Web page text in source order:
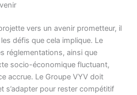
vers un avenir prometteur, il
défis que cela implique. Le
réglementations, ainsi que
socio-économique fluctuant,
accrue. Le Groupe VYV doit
s’adapter pour rester compétitif